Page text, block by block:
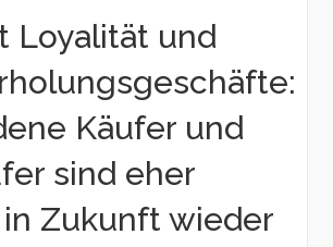
Loyalität und
Käufer und
sind eher
Zukunft wieder